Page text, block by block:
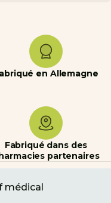
en Allemagne
Fabriqué dans des
partenaires
médical